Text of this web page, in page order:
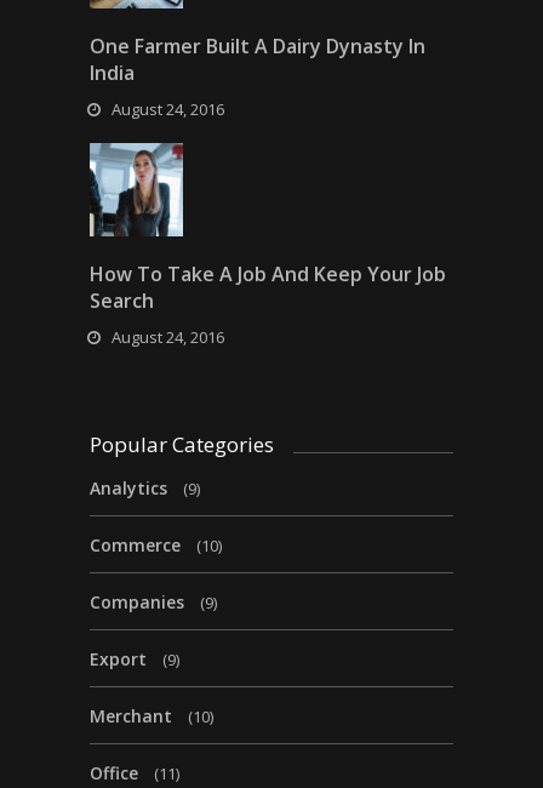
One Farmer Built A Dairy Dynasty In
India
August 24, 2016
How To Take A Job And Keep Your Job
Search
August 24, 2016
Popular Categories
Analytics (9)
Commerce (10)
Companies (9)
Export (9)
Merchant (10)
Office (11)